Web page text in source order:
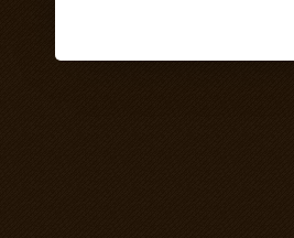
Stosujemy pliki cookies i
ulepszania i dostosowania